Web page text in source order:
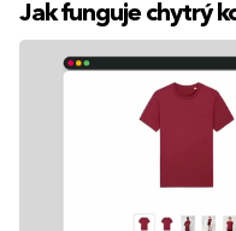
Jak funguje chytrý